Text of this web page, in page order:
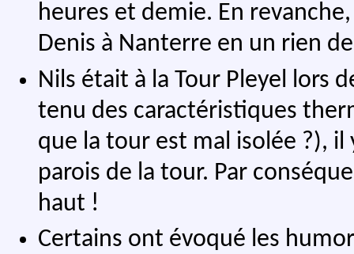
heures et demie. En
Denis à Nanterre en un rien
Nils était à la Tour Pleyel lors
tenu des caractéristiques
que la tour est mal isolée ?), il
parois de la tour. Par
haut !
Certains ont évoqué les